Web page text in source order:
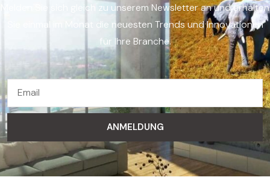
Melden Sie sich gleich zu unserem Newsletter an und erhalten
Sie einmal im Monat die neuesten Trends und Innovationen
für Ihre Branche.
ANMELDUNG